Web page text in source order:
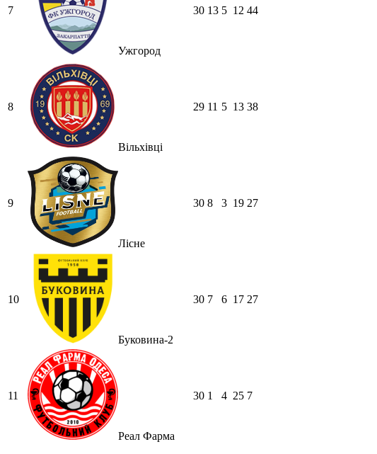
7
Ужгород
30 13 5 12 44
8
Вільхівці
29 11 5 13 38
9
Лісне
30 8 3 19 27
10
Буковина-2
30 7 6 17 27
11
Реал Фарма
30 1 4 25 7